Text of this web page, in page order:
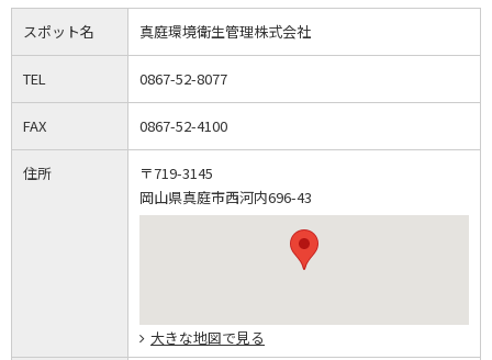
スポット名 真庭環境衛生管理株式会社
TEL 0867-52-8077
FAX 0867-52-4100
住所
〒719-3145
岡山県真庭市西河内696-43
大きな地図で見る